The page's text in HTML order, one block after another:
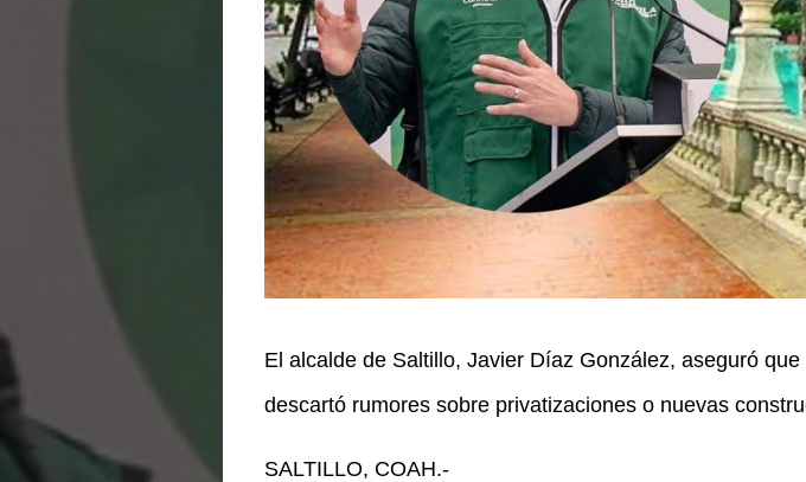
El alcalde de Saltillo, Javier Díaz González, aseguró
descartó rumores sobre privatizaciones o nuevas
SALTILLO, COAH.-